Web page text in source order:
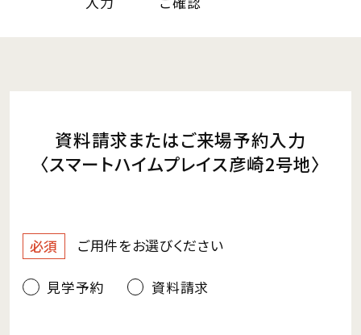
資料請求またはご来場予約入力
〈スマートハイムプレイス彦崎2号地〉
必須 ご用件をお選びください
見学予約 資料請求